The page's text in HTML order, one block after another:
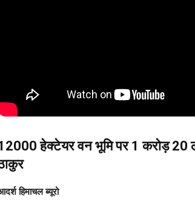
हेक्टेयर वन भूमि पर 1 करोड़ 20
हिमाचल ब्यूरो